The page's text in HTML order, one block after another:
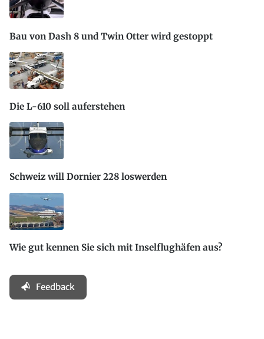
Bau von Dash 8 und Twin Otter wird gestoppt
Die L-610 soll auferstehen
Schweiz will Dornier 228 loswerden
Wie gut kennen Sie sich mit Inselflughäfen aus?
Feedback